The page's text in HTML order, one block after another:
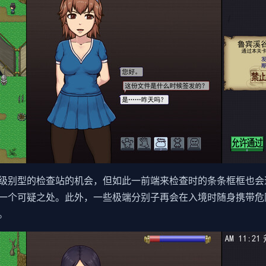
别型的检查站的机会，但如此一前端来检查时的条条框框也
个可疑之处。此外，一些极端分别子再会在入境时随身携带